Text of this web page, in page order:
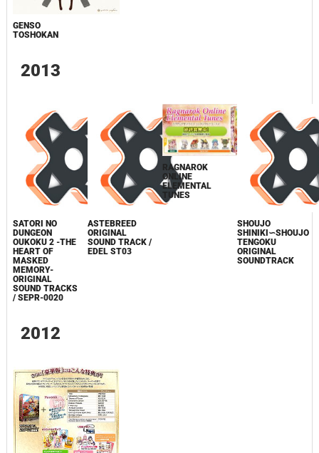
GENSO
TOSHOKAN
2013
SATORI NO
DUNGEON
OUKOKU 2 -THE
HEART OF
MASKED
MEMORY-
ORIGINAL
SOUND TRACKS
/ SEPR-0020
ASTEBREED
ORIGINAL
SOUND TRACK /
EDEL ST03
RAGNAROK
ONLINE
ELEMENTAL
TUNES
SHOUJO
SHINIKI∽SHOUJO
TENGOKU
ORIGINAL
SOUNDTRACK
2012